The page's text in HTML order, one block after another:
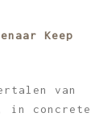
Keep
van
in concrete